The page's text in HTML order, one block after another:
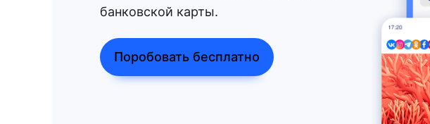
банковской карты.
Поробовать бесплатно